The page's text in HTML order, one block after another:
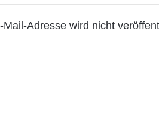
Mail-Adresse wird nicht